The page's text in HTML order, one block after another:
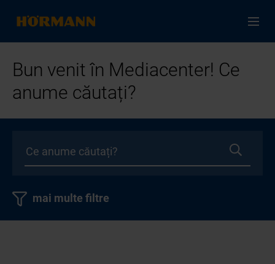
Bun venit în Mediacenter! Ce
anume căutați?
mai multe filtre